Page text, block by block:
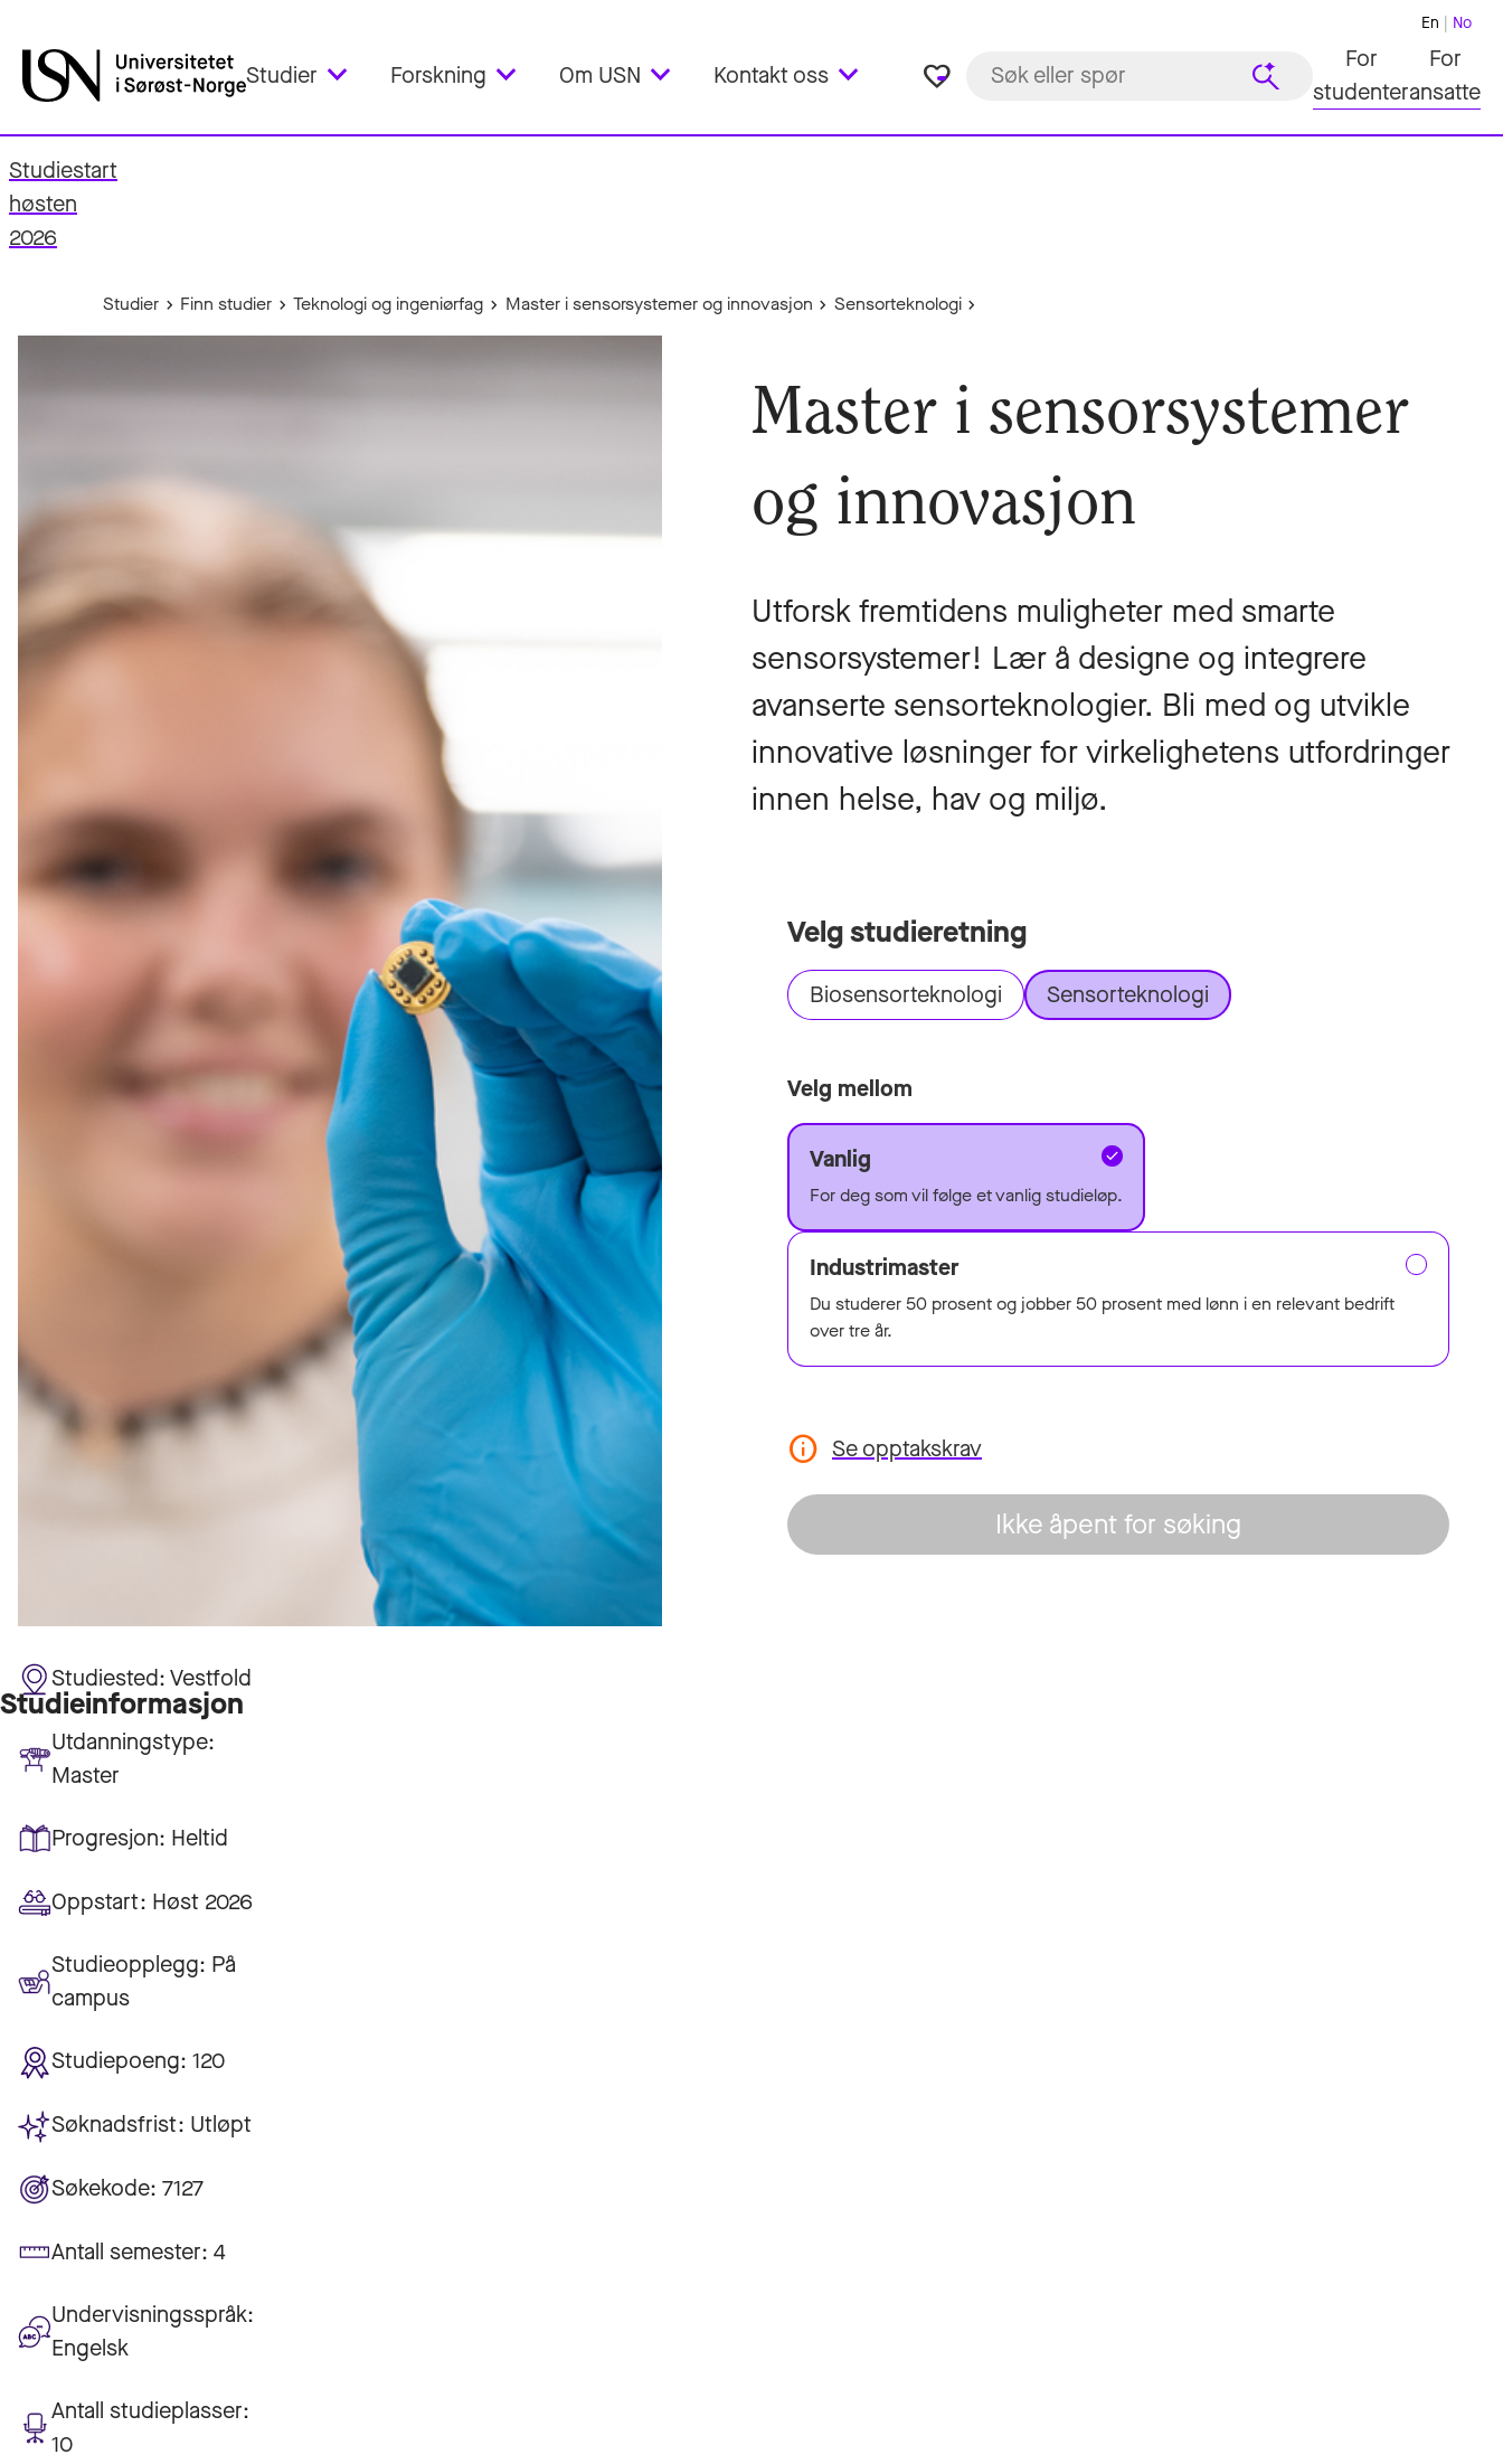
Studier Forskning Om USN Kontakt oss favorite_border
En No
For
studenter
For
ansatte
Studiestart
høsten
2026
Studier Finn studier Teknologi og ingeniørfag Master i sensorsystemer og innovasjon Sensorteknologi
Master i sensorsystemer
og innovasjon
Utforsk fremtidens muligheter med smarte
sensorsystemer! Lær å designe og integrere
avanserte sensorteknologier. Bli med og utvikle
innovative løsninger for virkelighetens utfordringer
innen helse, hav og miljø.
Velg studieretning
Biosensorteknologi Sensorteknologi
Velg mellom
Vanlig
For deg som vil følge et vanlig studieløp.
Industrimaster
Du studerer 50 prosent og jobber 50 prosent med lønn i en relevant bedrift
over tre år.
Se opptakskrav
Ikke åpent for søking
Studieinformasjon
Studiested:Vestfold
Utdanningstype:
Master
Progresjon: Heltid
Oppstart: Høst 2026
Studieopplegg: På
campus
Studiepoeng: 120
Søknadsfrist: Utløpt
Søkekode: 7127
Antall semester: 4
Undervisningsspråk:
Engelsk
Antall studieplasser:
10